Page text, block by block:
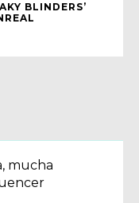
BLINDERS’
mucha